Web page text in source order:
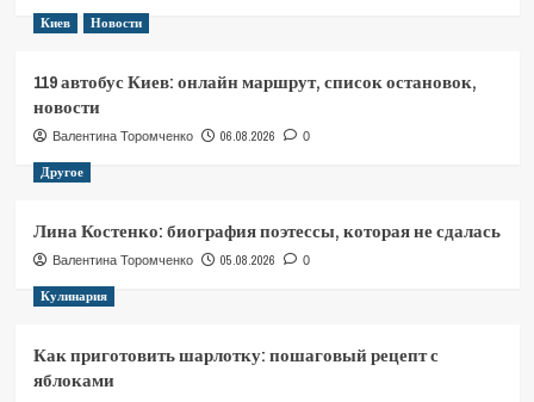
Киев Новости
119 автобус Киев: онлайн маршрут, список остановок,
новости
Валентина Торомченко 06.08.2026 0
Другое
Лина Костенко: биография поэтессы, которая не сдалась
Валентина Торомченко 05.08.2026 0
Кулинария
Как приготовить шарлотку: пошаговый рецепт с
яблоками